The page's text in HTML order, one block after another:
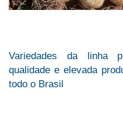
Variedades da linha
qualidade e elevada
todo o Brasil